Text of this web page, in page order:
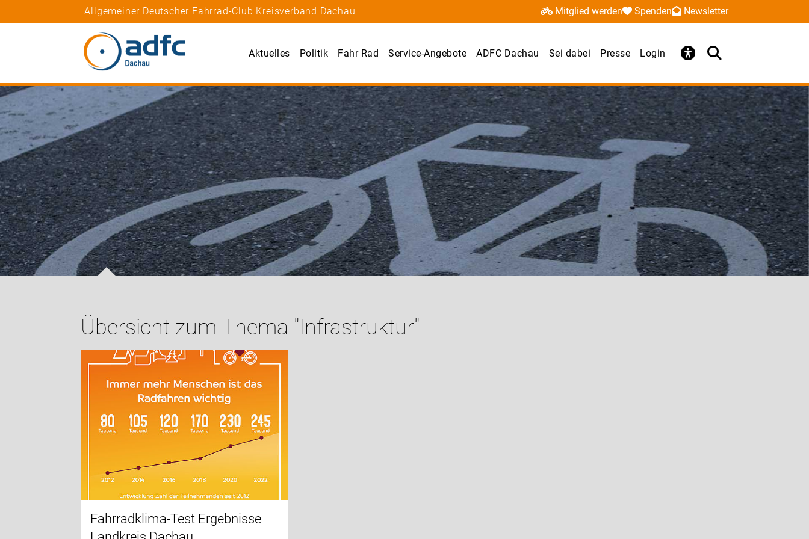
Allgemeiner Deutscher Fahrrad-Club Kreisverband Dachau Mitglied werden Spenden Newsletter
Aktuelles Politik Fahr Rad Service-Angebote ADFC Dachau Sei dabei Presse Login
Übersicht zum Thema "Infrastruktur"
Fahrradklima-Test Ergebnisse